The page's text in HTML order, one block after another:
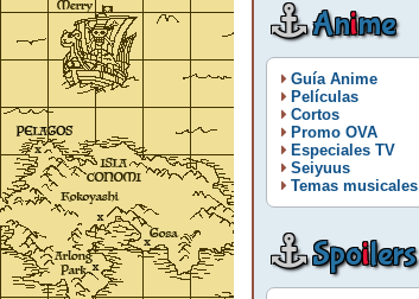
Anime
Guía Anime
Películas
Cortos
Promo OVA
Especiales TV
Seiyuus
Temas musicales
Spoilers